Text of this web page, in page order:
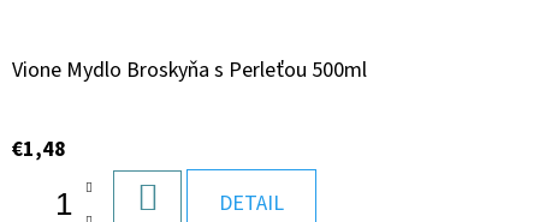
Vione Mydlo Broskyňa s Perleťou 500ml
€1,48
DETAIL